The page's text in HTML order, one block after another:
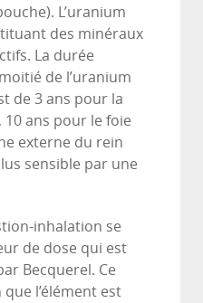
L’uranium
des minéraux
La durée
de l’uranium
de 3 ans pour la
ans pour le foie
externe du rein
sensible par une
inhalation se
de dose qui est
Becquerel. Ce
l’élément est